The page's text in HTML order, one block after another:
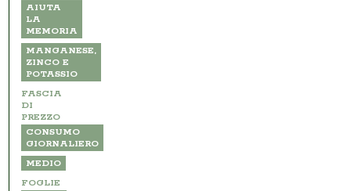
AIUTA
LA
MEMORIA
MANGANESE,
ZINCO E
POTASSIO
FASCIA
DI
PREZZO
CONSUMO
GIORNALIERO
MEDIO
FOGLIE